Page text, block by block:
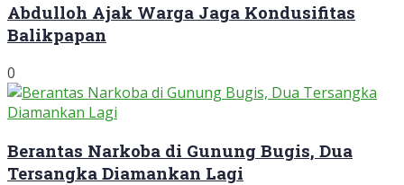
Abdulloh Ajak Warga Jaga Kondusifitas
Balikpapan
0
Berantas Narkoba di Gunung Bugis, Dua
Tersangka Diamankan Lagi